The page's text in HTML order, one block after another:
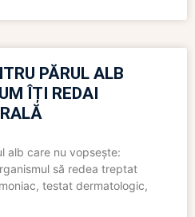
PĂRUL ALB
ÎȚI REDAI
alb care nu vopsește:
să redea treptat
testat dermatologic,